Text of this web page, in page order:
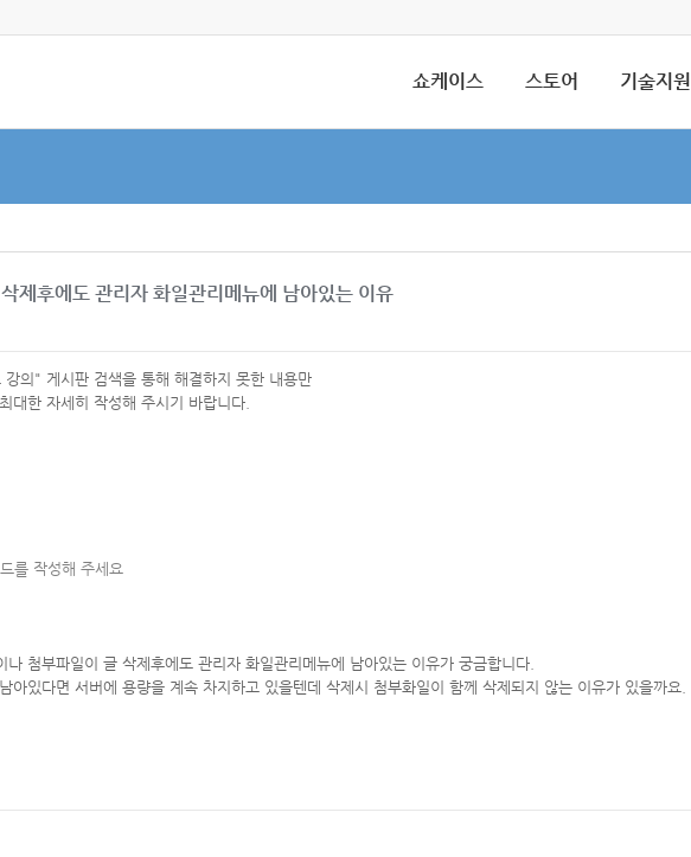
쇼케이스 스토어 기술지원
제후에도 관리자 화일관리메뉴에 남아있는 이유
의" 게시판 검색을 통해 해결하지 못한 내용만
대한 자세히 작성해 주시기 바랍니다.
를 작성해 주세요
첨부파일이 글 삭제후에도 관리자 화일관리메뉴에 남아있는 이유가 궁금합니다.
아있다면 서버에 용량을 계속 차지하고 있을텐데 삭제시 첨부화일이 함께 삭제되지 않는 이유가 있을까요.